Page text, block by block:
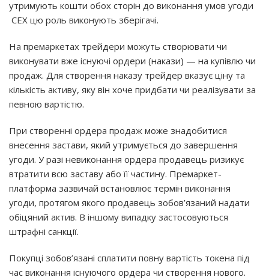
утримують кошти обох сторін до виконання умов угоди
CEX цю роль виконують зберігачі.
На премаркетах трейдери можуть створювати чи
виконувати вже існуючі ордери (накази) — на купівлю чи
продаж. Для створення наказу трейдер вказує ціну та
кількість активу, яку він хоче придбати чи реалізувати за
певною вартістю.
При створенні ордера продаж може знадобитися
внесення застави, який утримується до завершення
угоди. У разі невиконання ордера продавець ризикує
втратити всю заставу або її частину. Премаркет-
платформа зазвичай встановлює термін виконання
угоди, протягом якого продавець зобов’язаний надати
обіцяний актив. В іншому випадку застосовуються
штрафні санкції.
Покупці зобов’язані сплатити повну вартість токена під
час виконання існуючого ордера чи створення нового.